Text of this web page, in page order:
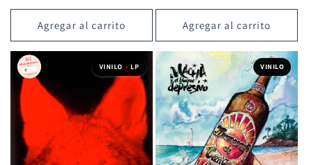
Agregar al carrito
habitual
Agregar al carrito
VINILO • LP VINILO